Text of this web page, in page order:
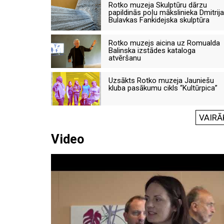
Rotko muzeja Skulptūru dārzu
papildinās poļu mākslinieka Dmitrija
Bulavkas Fankidejska skulptūra
Rotko muzejs aicina uz Romualda
Balinska izstādes kataloga
atvēršanu
Uzsākts Rotko muzeja Jauniešu
kluba pasākumu cikls “Kultūrpica”
Video